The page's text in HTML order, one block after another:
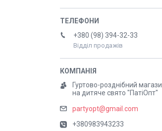
+380 (98) 394-32-33
Відділ продажів
Гуртово-розднібний
на дитяче свято "ПатіОпт"
partyopt@gmail.com
+380983943233